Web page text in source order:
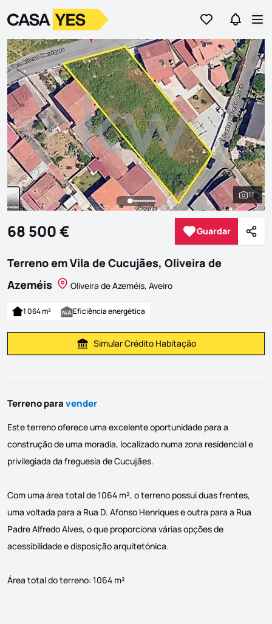
Ir para osIr para
LogoIr para a homepage
Ver
11
68 500 € Guardar
Guardar
Terreno em Vila de Cucujães, Oliveira de
Azeméis
Oliveira de Azeméis, Aveiro
1 064 m² Eficiência energética
Simular Prestação
Simular Crédito Habitação
Terreno paravender
Este terreno oferece uma excelente oportunidade para a
construção de uma moradia, localizado numa zona residencial e
privilegiada da freguesia de Cucujães.
Com uma área total de 1064 m², o terreno possui duas frentes,
uma voltada para a Rua D. Afonso Henriques e outra para a Rua
Padre Alfredo Alves, o que proporciona várias opções de
acessibilidade e disposição arquitetónica.
Área total do terreno: 1064 m²